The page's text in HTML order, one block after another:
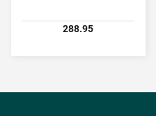
288.95